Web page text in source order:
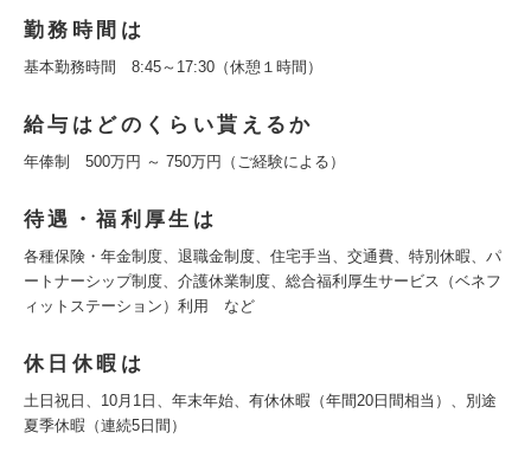
勤務時間は
基本勤務時間 8:45～17:30（休憩１時間）
給与はどのくらい貰えるか
年俸制 500万円 ～ 750万円（ご経験による）
待遇・福利厚生は
各種保険・年金制度、退職金制度、住宅手当、交通費、特別休暇、パ
ートナーシップ制度、介護休業制度、総合福利厚生サービス（ベネフ
ィットステーション）利用 など
休日休暇は
土日祝日、10月1日、年末年始、有休休暇（年間20日間相当）、別途
夏季休暇（連続5日間）